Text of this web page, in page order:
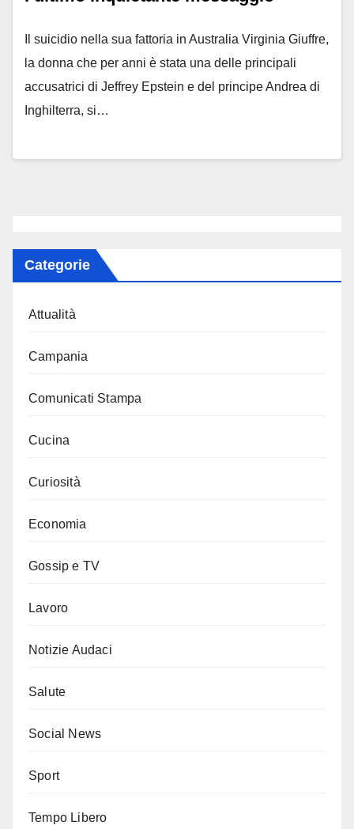
Il suicidio nella sua fattoria in Australia Virginia Giuffre,
la donna che per anni è stata una delle principali
accusatrici di Jeffrey Epstein e del principe Andrea di
Inghilterra, si…
Categorie
Attualità
Campania
Comunicati Stampa
Cucina
Curiosità
Economia
Gossip e TV
Lavoro
Notizie Audaci
Salute
Social News
Sport
Tempo Libero